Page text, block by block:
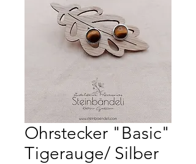
Ohrstecker "Basic"
Tigerauge/ Silber